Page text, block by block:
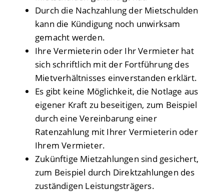
Durch die Nachzahlung der Mietschulden
kann die Kündigung noch unwirksam
gemacht werden.
Ihre Vermieterin oder Ihr Vermieter hat
sich schriftlich mit der Fortführung des
Mietverhältnisses einverstanden erklärt.
Es gibt keine Möglichkeit, die Notlage aus
eigener Kraft zu beseitigen, zum Beispiel
durch eine Vereinbarung einer
Ratenzahlung mit Ihrer Vermieterin oder
Ihrem Vermieter.
Zukünftige Mietzahlungen sind gesichert,
zum Beispiel durch Direktzahlungen des
zuständigen Leistungsträgers.